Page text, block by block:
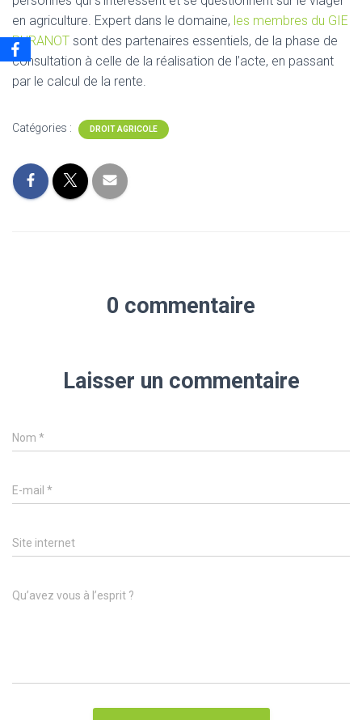
en agriculture. Expert dans le domaine, les membres du GIE
RURANOT sont des partenaires essentiels, de la phase de
consultation à celle de la réalisation de l’acte, en passant
par le calcul de la rente.
Catégories : DROIT AGRICOLE
0 commentaire
Laisser un commentaire
Nom *
E-mail *
Site internet
Qu’avez vous à l’esprit ?